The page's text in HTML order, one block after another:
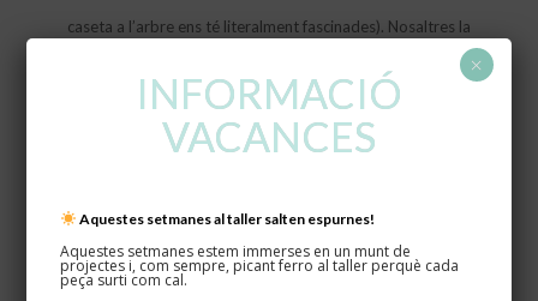
caseta a l’arbre ens té literalment fascinades). Nosaltres la
INFORMACIÓ
VACANCES
Aquestes setmanes al taller salten espurnes!
Aquestes setmanes estem immerses en un munt de
projectes i, com sempre, picant ferro al taller perquè cada
peça surti com cal.
×